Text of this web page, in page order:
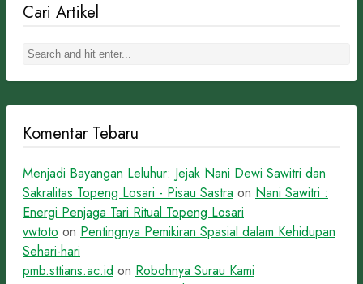
Cari Artikel
Komentar Tebaru
Menjadi Bayangan Leluhur: Jejak Nani Dewi Sawitri dan
Sakralitas Topeng Losari - Pisau Sastra on Nani Sawitri :
Energi Penjaga Tari Ritual Topeng Losari
vwtoto on Pentingnya Pemikiran Spasial dalam Kehidupan
Sehari-hari
pmb.sttians.ac.id on Robohnya Surau Kami